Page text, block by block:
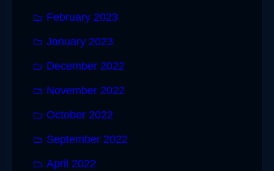
February 2023
January 2023
December 2022
November 2022
October 2022
September 2022
April 2022